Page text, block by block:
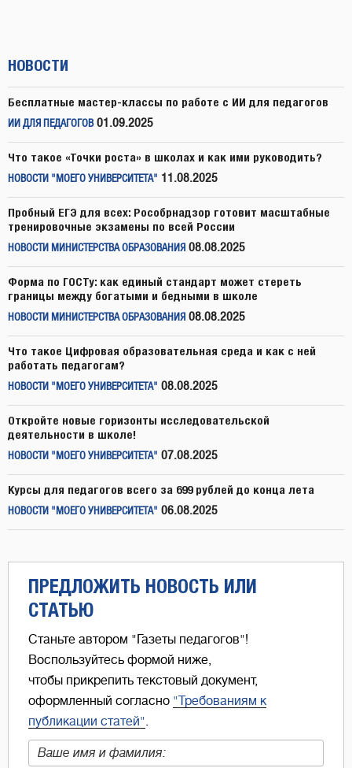
НОВОСТИ
Бесплатные мастер-классы по работе с ИИ для педагогов
ИИ ДЛЯ ПЕДАГОГОВ 01.09.2025
Что такое «Точки роста» в школах и как ими руководить?
НОВОСТИ "МОЕГО УНИВЕРСИТЕТА" 11.08.2025
Пробный ЕГЭ для всех: Рособрнадзор готовит масштабные
тренировочные экзамены по всей России
НОВОСТИ МИНИСТЕРСТВА ОБРАЗОВАНИЯ 08.08.2025
Форма по ГОСТу: как единый стандарт может стереть
границы между богатыми и бедными в школе
НОВОСТИ МИНИСТЕРСТВА ОБРАЗОВАНИЯ 08.08.2025
Что такое Цифровая образовательная среда и как с ней
работать педагогам?
НОВОСТИ "МОЕГО УНИВЕРСИТЕТА" 08.08.2025
Откройте новые горизонты исследовательской
деятельности в школе!
НОВОСТИ "МОЕГО УНИВЕРСИТЕТА" 07.08.2025
Курсы для педагогов всего за 699 рублей до конца лета
НОВОСТИ "МОЕГО УНИВЕРСИТЕТА" 06.08.2025
ПРЕДЛОЖИТЬ НОВОСТЬ ИЛИ
СТАТЬЮ
Станьте автором "Газеты педагогов"!
Воспользуйтесь формой ниже,
чтобы прикрепить текстовый документ,
оформленный согласно "Требованиям к
публикации статей"